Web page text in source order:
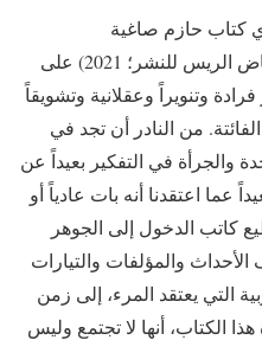
كتاب حازم صاغية
“رومنطيقيو المشرق العربي” (رياض الريس للنشر؛ 2021) على
وتنويراً وعقلانية وتشويقاً
من النادر أن تجد في
والجرأة في التفكير بعيداً عن
عما اعتقدنا أنه بات عادياً أو
كاتب الدخول إلى الجوهر
والمؤلفات والتيارات
التي يعتقد المرء، إلى زمن
الكتاب، أنها لا تجتمع وليس